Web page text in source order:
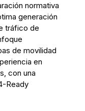
normativa
generación
tráfico de
de movilidad
en
con una
Ready